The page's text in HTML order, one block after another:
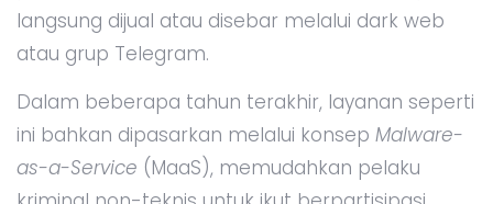
langsung dijual atau disebar melalui dark web
atau grup Telegram.
Dalam beberapa tahun terakhir, layanan seperti
ini bahkan dipasarkan melalui konsep Malware-
as-a-Service (MaaS), memudahkan pelaku